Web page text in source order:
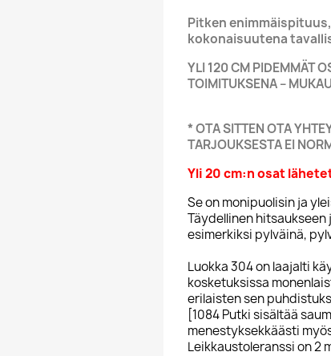
Pitken
kokonaisuutena
YLI 120 CM PIDEMMÄT
TOIMITUKSENA –
* OTA SITTEN OTA
TARJOUKSESTA EI
Yli 20 cm:n osat
Se on monipuolisin ja
Täydellinen
esimerkiksi pylväinä,
Luokka 304 on laajalti
kosketuksissa
erilaisten sen
[1084 Putki sisältää
menestyksekkäästi
Leikkaustoleranssi on 2